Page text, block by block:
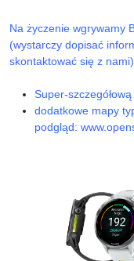
Na życzenie wgrywamy
(wystarczy dopisać
skontaktować się z
Super-
dodatkowe mapy
podgląd: